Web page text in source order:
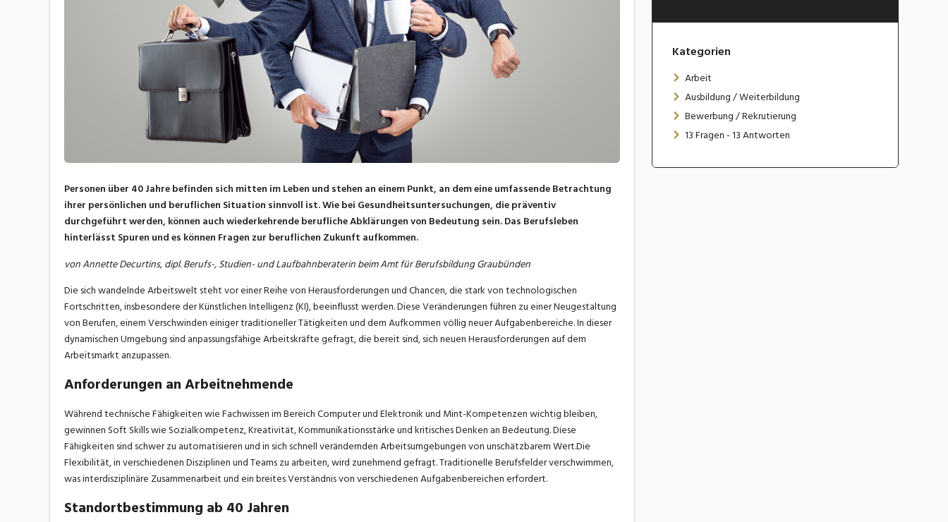
Personen über 40 Jahre befinden sich mitten im Leben und stehen an einem Punkt, an dem eine umfassende Betrachtung
ihrer persönlichen und beruflichen Situation sinnvoll ist. Wie bei Gesundheitsuntersuchungen, die präventiv
durchgeführt werden, können auch wiederkehrende berufliche Abklärungen von Bedeutung sein. Das Berufsleben
hinterlässt Spuren und es können Fragen zur beruflichen Zukunft aufkommen.
von Annette Decurtins, dipl. Berufs-, Studien- und Laufbahnberaterin beim Amt für Berufsbildung Graubünden
Die sich wandelnde Arbeitswelt steht vor einer Reihe von Herausforderungen und Chancen, die stark von technologischen
Fortschritten, insbesondere der Künstlichen Intelligenz (KI), beeinflusst werden. Diese Veränderungen führen zu einer Neugestaltung
von Berufen, einem Verschwinden einiger traditioneller Tätigkeiten und dem Aufkommen völlig neuer Aufgabenbereiche. In dieser
dynamischen Umgebung sind anpassungsfähige Arbeitskräfte gefragt, die bereit sind, sich neuen Herausforderungen auf dem
Arbeitsmarkt anzupassen.
Anforderungen an Arbeitnehmende
Während technische Fähigkeiten wie Fachwissen im Bereich Computer und Elektronik und Mint-Kompetenzen wichtig bleiben,
gewinnen Soft Skills wie Sozialkompetenz, Kreativität, Kommunikationsstärke und kritisches Denken an Bedeutung. Diese
Fähigkeiten sind schwer zu automatisieren und in sich schnell verändernden Arbeitsumgebungen von unschätzbarem Wert.Die
Flexibilität, in verschiedenen Disziplinen und Teams zu arbeiten, wird zunehmend gefragt. Traditionelle Berufsfelder verschwimmen,
was interdisziplinäre Zusammenarbeit und ein breites Verständnis von verschiedenen Aufgabenbereichen erfordert.
Standortbestimmung ab 40 Jahren
Kategorien
Arbeit
Ausbildung / Weiterbildung
Bewerbung / Rekrutierung
13 Fragen - 13 Antworten